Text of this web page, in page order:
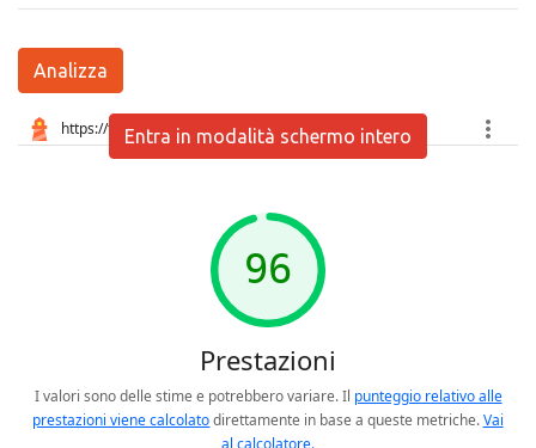
Analizza
Entra in modalità schermo intero